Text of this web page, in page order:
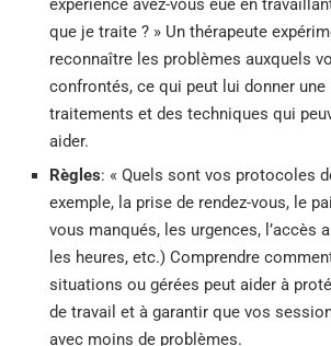
expérience avez-vous eue en
que je traite ? » Un thérapeute
reconnaître les problèmes auxquels
confrontés, ce qui peut lui donner une
traitements et des techniques qui
aider.
Règles: « Quels sont vos protocoles
exemple, la prise de rendez-vous, le
vous manqués, les urgences, l’accès
les heures, etc.) Comprendre
situations ou gérées peut aider à
de travail et à garantir que vos
avec moins de problèmes.